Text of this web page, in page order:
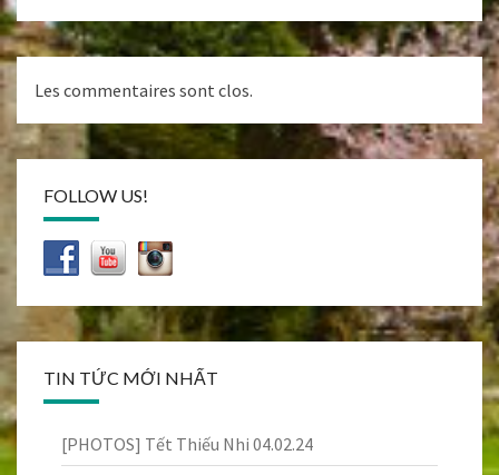
Les commentaires sont clos.
FOLLOW US!
TIN TỨC MỚI NHẤT
[PHOTOS] Tết Thiếu Nhi 04.02.24